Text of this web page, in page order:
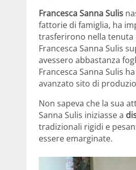
Francesca Sanna Sulis
fattorie di famiglia, ha
trasferirono nella tenuta
Francesca Sanna Sulis
avessero abbastanza
Francesca Sanna Sulis
avanzato sito di
Non sapeva che la sua
Sanna Sulis iniziasse a
tradizionali rigidi e
essere emarginate.